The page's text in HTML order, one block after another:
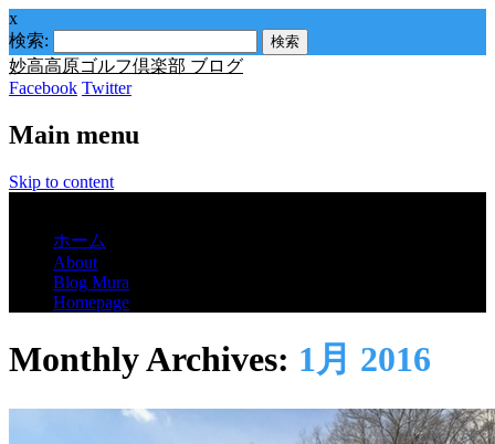
x
検索:
妙高高原ゴルフ倶楽部 ブログ
Facebook Twitter
Main menu
Skip to content
ホーム
About
Blog Mura
Homepage
Monthly Archives: 1月 2016